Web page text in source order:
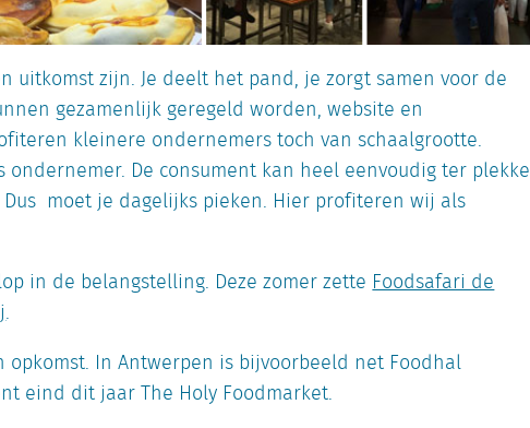
uitkomst zijn. Je deelt het pand, je zorgt samen voor de
gezamenlijk geregeld worden, website en
kleinere ondernemers toch van schaalgrootte.
De consument kan heel eenvoudig ter plekke
moet je dagelijks pieken. Hier profiteren wij als
in de belangstelling. Deze zomer zetteFoodsafari de
.
In Antwerpen is bijvoorbeeld net Foodhal
eind dit jaar The Holy Foodmarket.